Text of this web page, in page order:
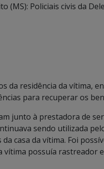
(MS): Policiais civis da
da residência da vítima,
para recuperar os
junto à prestadora de
sendo utilizada
casa da vítima. Foi
possuía rastreador